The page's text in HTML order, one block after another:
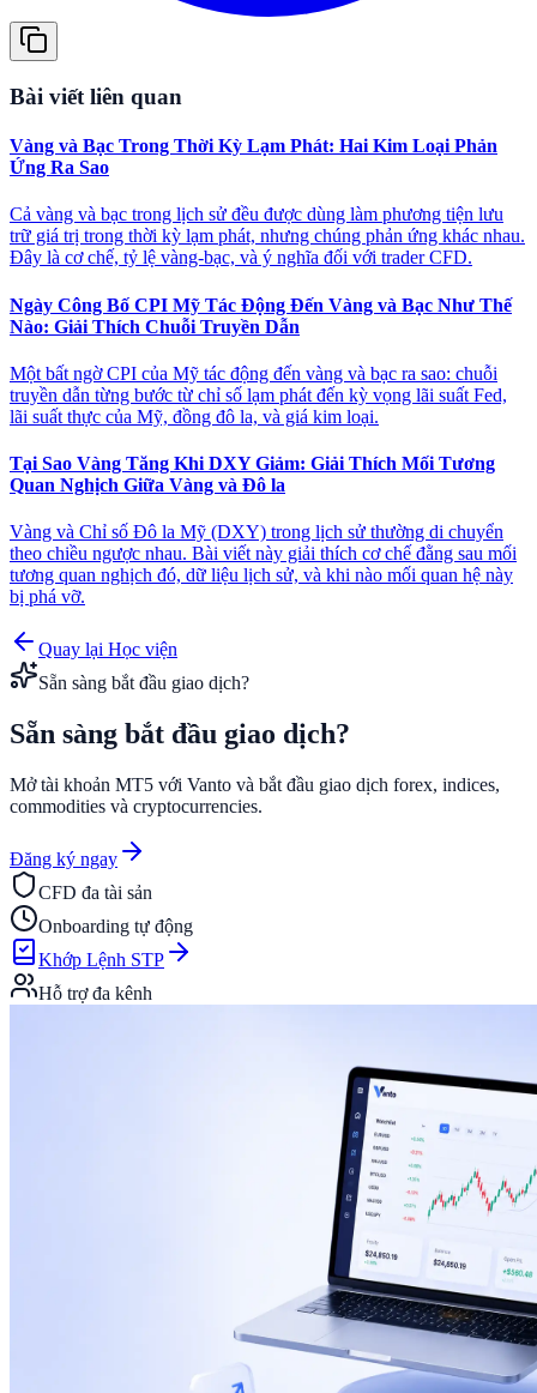
Bài viết liên quan
Vàng và Bạc Trong Thời Kỳ Lạm Phát: Hai Kim Loại Phản
Ứng Ra Sao
Cả vàng và bạc trong lịch sử đều được dùng làm phương tiện lưu
trữ giá trị trong thời kỳ lạm phát, nhưng chúng phản ứng khác nhau.
Đây là cơ chế, tỷ lệ vàng-bạc, và ý nghĩa đối với trader CFD.
Ngày Công Bố CPI Mỹ Tác Động Đến Vàng và Bạc Như Thế
Nào: Giải Thích Chuỗi Truyền Dẫn
Một bất ngờ CPI của Mỹ tác động đến vàng và bạc ra sao: chuỗi
truyền dẫn từng bước từ chỉ số lạm phát đến kỳ vọng lãi suất Fed,
lãi suất thực của Mỹ, đồng đô la, và giá kim loại.
Tại Sao Vàng Tăng Khi DXY Giảm: Giải Thích Mối Tương
Quan Nghịch Giữa Vàng và Đô la
Vàng và Chỉ số Đô la Mỹ (DXY) trong lịch sử thường di chuyển
theo chiều ngược nhau. Bài viết này giải thích cơ chế đằng sau mối
tương quan nghịch đó, dữ liệu lịch sử, và khi nào mối quan hệ này
bị phá vỡ.
Quay lại Học viện
Sẵn sàng bắt đầu giao dịch?
Sẵn sàng bắt đầu giao dịch?
Mở tài khoản MT5 với Vanto và bắt đầu giao dịch forex, indices,
commodities và cryptocurrencies.
Đăng ký ngay
CFD đa tài sản
Onboarding tự động
Khớp Lệnh STP
Hỗ trợ đa kênh